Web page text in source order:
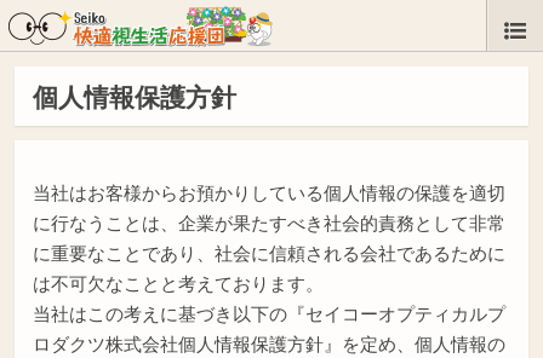
個人情報保護方針
当社はお客様からお預かりしている個人情報の保護を適切
に行なうことは、企業が果たすべき社会的責務として非常
に重要なことであり、社会に信頼される会社であるために
は不可欠なことと考えております。
当社はこの考えに基づき以下の『セイコーオプティカルプ
ロダクツ株式会社個人情報保護方針』を定め、個人情報の